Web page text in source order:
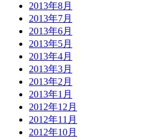
2013年8月
2013年7月
2013年6月
2013年5月
2013年4月
2013年3月
2013年2月
2013年1月
2012年12月
2012年11月
2012年10月